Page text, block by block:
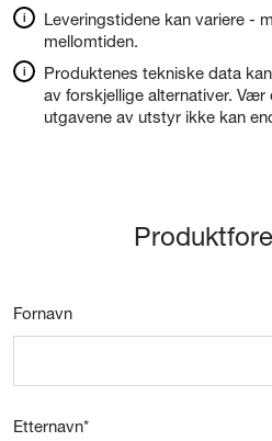
Leveringstidene kan variere -
mellomtiden.
Produktenes tekniske data
av forskjellige alternativer.
utgavene av utstyr ikke kan
Fornavn
Etternavn*